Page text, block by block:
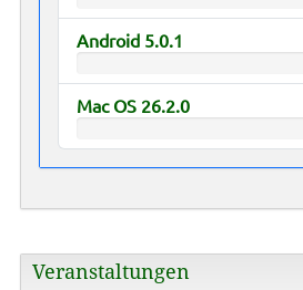
Android 5.0.1
Mac OS 26.2.0
Veranstaltungen